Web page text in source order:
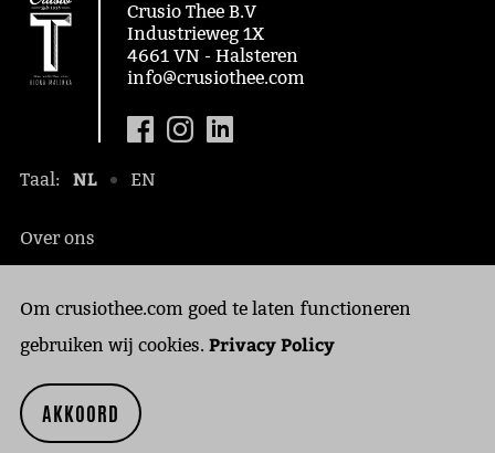
Om crusiothee.com goed te laten functioneren
gebruiken wij cookies. Privacy Policy
AKKOORD
Crusio Thee B.V
Industrieweg 1X
4661 VN - Halsteren
info@crusiothee.com
Taal: NL EN
Over ons
Contact
Privacy Policy
Cookies
Copyright © 2018 Crusio Thee B.V.